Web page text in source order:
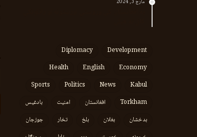
Development
Diplomacy
Economy
English
Health
Kabul
News
Politics
Sports
Torkham
افغانستان امنیت
بادغیس
بدخشان
بغلان بلخ تخار
جوزجان